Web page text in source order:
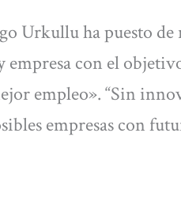
Urkullu ha puesto
con el
empleo». “Sin
empresas con